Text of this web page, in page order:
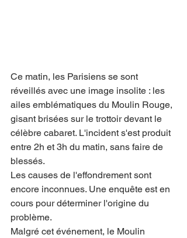
Ce matin, les Parisiens se sont
réveillés avec une image insolite : les
ailes emblématiques du Moulin Rouge,
gisant brisées sur le trottoir devant le
célèbre cabaret. L'incident s'est produit
entre 2h et 3h du matin, sans faire de
blessés.
Les causes de l'effondrement sont
encore inconnues. Une enquête est en
cours pour déterminer l'origine du
problème.
Malgré cet événement, le Moulin